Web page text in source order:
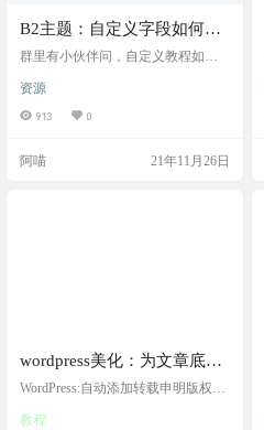
B2主题：自定义字段如何使
用
群里有小伙伴问，自定义教程如何
点。 前言字段 1、看不懂后台写的
格式到底是什么意思 name|mete_key|
定义字段怎么设置 既然春哥都推荐
资源
913 0
阿喵 21年11月26日
wordpress美化：为文章底部
加入：公告申明
WordPress:自动添加转载申明版权信
教程